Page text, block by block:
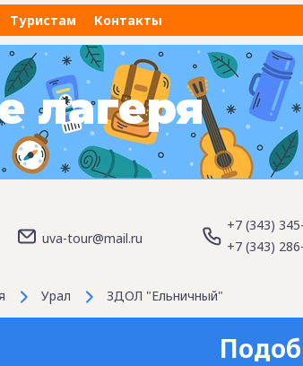
Туристам Контакты
лагеря
uva-tour@mail.ru
+7 (343)
+7 (343)
Урал ЗДОЛ "Ельничный"